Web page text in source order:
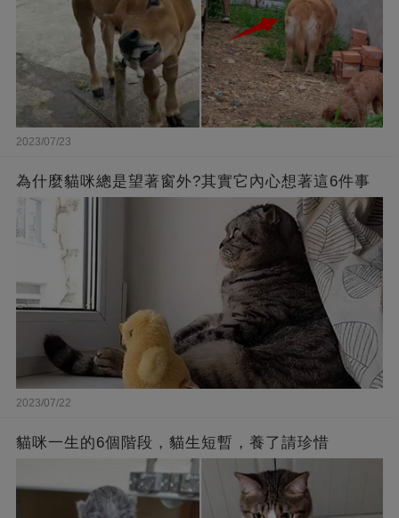
2023/07/23
為什麼貓咪總是望著窗外?其實它內心想著這6件事
2023/07/22
貓咪一生的6個階段，貓生短暫，養了請珍惜